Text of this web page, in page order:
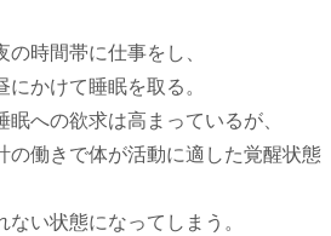
時間帯に仕事をし、
かけて睡眠を取る。
への欲求は高まっているが、
の働きで体が活動に適した覚醒状態
い状態になってしまう。